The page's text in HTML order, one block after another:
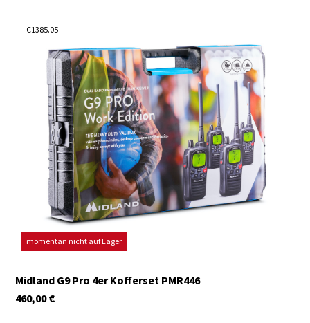
C1385.05
momentan nicht auf Lager
Midland G9 Pro 4er Kofferset PMR446
€
460,00